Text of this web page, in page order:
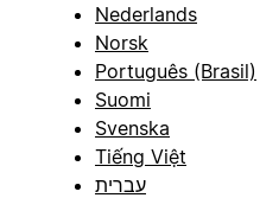
Nederlands
Norsk
Português (Brasil)
Suomi
Svenska
Tiếng Việt
עברית